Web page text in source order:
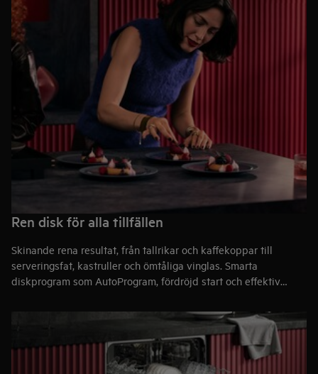
köksdesign.
Ren disk för alla tillfällen
Skinande rena resultat, från tallrikar och kaffekoppar till
serveringsfat, kastruller och ömtåliga vinglas. Smarta
diskprogram som AutoProgram, fördröjd start och effektiv
fastbränd mat. Perfekt när du vill duka upp till
middagsbjudning och låta varje detalj glänsa.